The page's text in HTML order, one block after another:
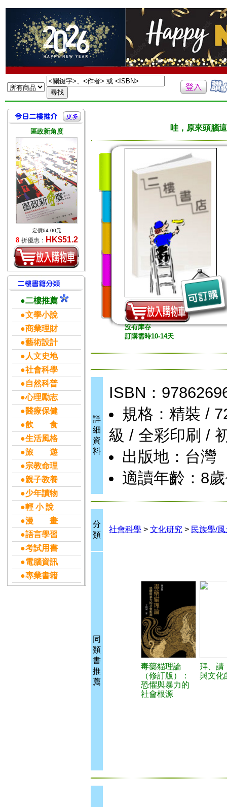
區政新角度
定價64.00元
8 折優惠： HK$51.2
●二樓推薦
●文學小說
●商業理財
●藝術設計
●人文史地
●社會科學
●自然科普
●心理勵志
●醫療保健
●飲 食
●生活風格
●旅 遊
●宗教命理
●親子教養
●少年讀物
●輕 小 說
●漫 畫
●語言學習
●考試用書
●電腦資訊
●專業書籍
哇，原來頭腦
沒有庫存
訂購需時10-14天
詳
細
資
料
ISBN：
規格：精裝 /
級 / 全彩印刷 /
出版地：台灣
適讀年齡：8
分
類
社會科學 > 文化研究 > 民族學/
同
類
書
推
薦
毒藥貓理論
（修訂版）：
恐懼與暴力的
社會根源
拜、請
與文化